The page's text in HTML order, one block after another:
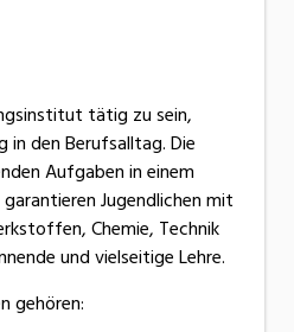
tätig zu sein,
den Berufsalltag. Die
Aufgaben in einem
Jugendlichen mit
Chemie, Technik
und vielseitige Lehre.
gehören: